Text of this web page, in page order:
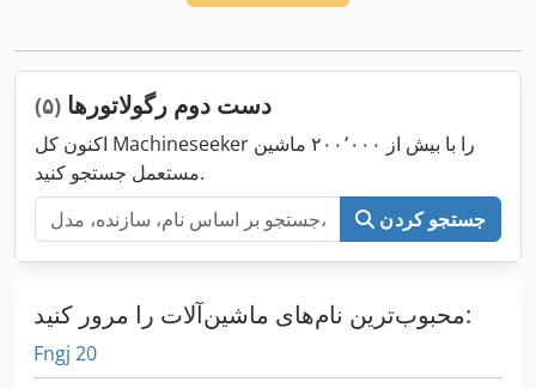
دست دوم رگولاتورها (۵)
اکنون کل Machineseeker را با بیش از ۲۰۰٬۰۰۰ ماشین
مستعمل جستجو کنید.
جستجو کردن
محبوب‌ترین نام‌های ماشین‌آلات را مرور کنید:
Fngj 20